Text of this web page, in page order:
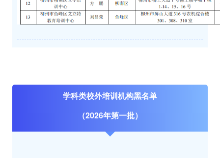
学科类校外培训机构黑名单
（2026年第一批）